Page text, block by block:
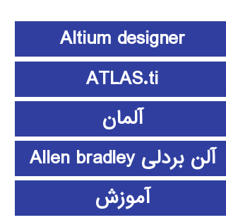
Altium designer
ATLAS.ti
آلمان
آلن بردلی Allen bradley
آموزش